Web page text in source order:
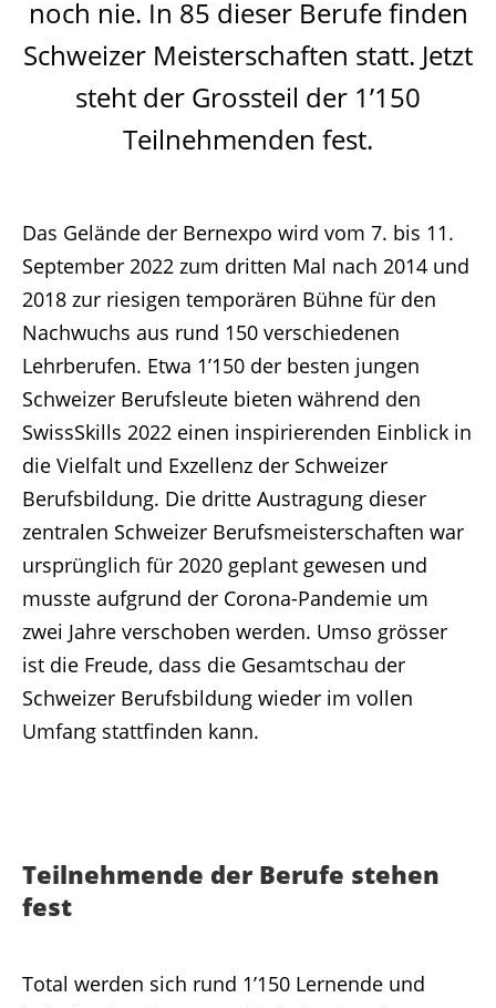
noch nie. In 85 dieser Berufe finden
Schweizer Meisterschaften statt. Jetzt
steht der Grossteil der 1’150
Teilnehmenden fest.
Das Gelände der Bernexpo wird vom 7. bis 11.
September 2022 zum dritten Mal nach 2014 und
2018 zur riesigen temporären Bühne für den
Nachwuchs aus rund 150 verschiedenen
Lehrberufen. Etwa 1’150 der besten jungen
Schweizer Berufsleute bieten während den
SwissSkills 2022 einen inspirierenden Einblick in
die Vielfalt und Exzellenz der Schweizer
Berufsbildung. Die dritte Austragung dieser
zentralen Schweizer Berufsmeisterschaften war
ursprünglich für 2020 geplant gewesen und
musste aufgrund der Corona-Pandemie um
zwei Jahre verschoben werden. Umso grösser
ist die Freude, dass die Gesamtschau der
Schweizer Berufsbildung wieder im vollen
Umfang stattfinden kann.
Teilnehmende der Berufe stehen
fest
Total werden sich rund 1’150 Lernende und